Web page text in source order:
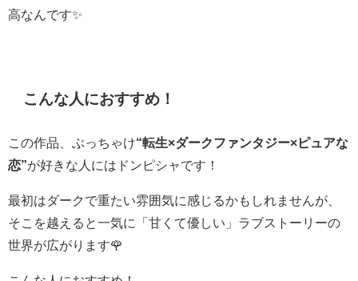
高なんです✨
こんな人におすすめ！
この作品、ぶっちゃけ“転生×ダークファンタジー×ピュアな
恋”が好きな人にはドンピシャです！
最初はダークで重たい雰囲気に感じるかもしれませんが、
そこを越えると一気に「甘くて優しい」ラブストーリーの
世界が広がります🌹